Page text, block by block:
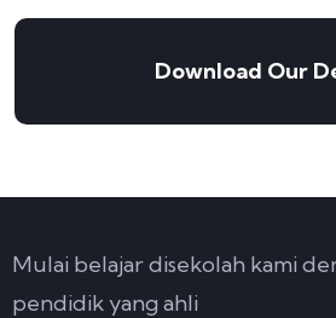
Download Our
Mulai belajar disekolah kami
pendidik yang ahli